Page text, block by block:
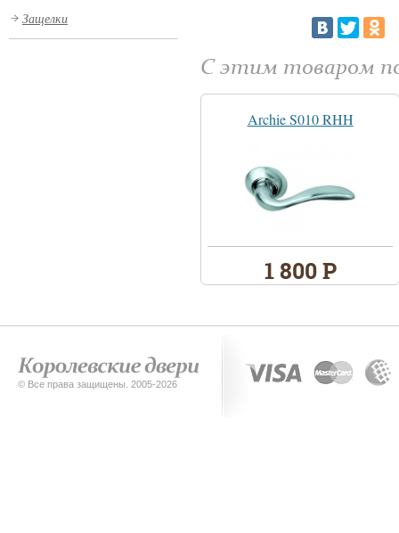
Защелки
С этим товаром
Archie S010 RHH
1 800 Р
© Все права защищены. 2005-2026